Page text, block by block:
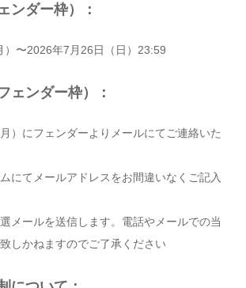
ンダー枠）：
）〜2026年7月26日（日）23:59
ェンダー枠）：
）にフェンダーよりメールにてご連絡いた
にてメールアドレスをお間違いなくご記入
メールを送信します。電話やメールでの当
しかねますのでご了承ください